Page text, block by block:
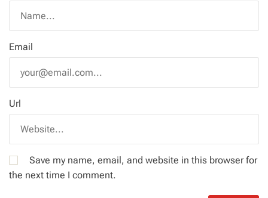
Email
Url
Save my name, email, and website in this browser for
the next time I comment.